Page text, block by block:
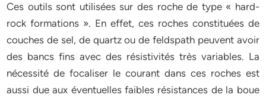
Ces outils sont utilisées sur des roche de type « hard-
rock formations ». En effet, ces roches constituées de
couches de sel, de quartz ou de feldspath peuvent avoir
des bancs fins avec des résistivités très variables. La
nécessité de focaliser le courant dans ces roches est
aussi due aux éventuelles faibles résistances de la boue